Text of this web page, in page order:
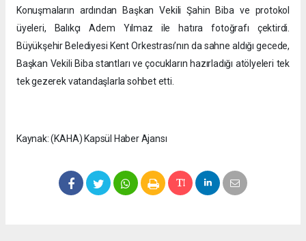
Konuşmaların ardından Başkan Vekili Şahin Biba ve protokol
üyeleri, Balıkçı Adem Yılmaz ile hatıra fotoğrafı çektirdi.
Büyükşehir Belediyesi Kent Orkestrası’nın da sahne aldığı gecede,
Başkan Vekili Biba stantları ve çocukların hazırladığı atölyeleri tek
tek gezerek vatandaşlarla sohbet etti.
Kaynak: (KAHA) Kapsül Haber Ajansı